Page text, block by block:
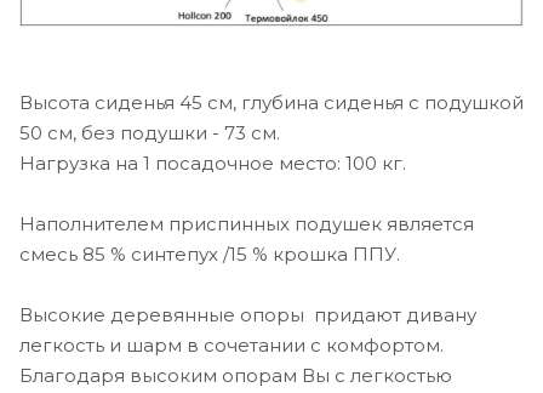
Высота сиденья 45 см, глубина сиденья с подушкой
50 см, без подушки - 73 см.
Нагрузка на 1 посадочное место: 100 кг.
Наполнителем приспинных подушек является
смесь 85 % синтепух /15 % крошка ППУ.
Высокие деревянные опоры придают дивану
легкость и шарм в сочетании с комфортом.
Благодаря высоким опорам Вы с легкостью